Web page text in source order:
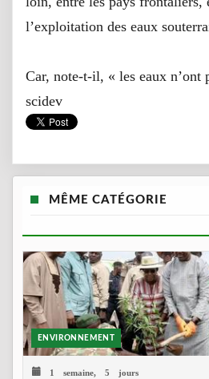
l’exploitation des eaux
Car, note-t-il, « les eaux n’ont
scidev
MÊME CATÉGORIE
ENVIRONNEMENT
1 semaine, 5 jours